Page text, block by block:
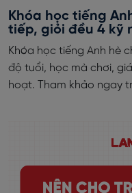
Khóa học tiếng
tiếp, giỏi đều 4 kỹ
Khóa học tiếng Anh hè
độ tuổi, học mà chơi,
hoạt. Tham khảo ngay